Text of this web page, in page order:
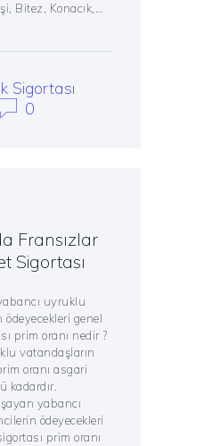
Bitez, Konacık,…
Sigortası
0
Fransızlar
Sigortası
uyruklu
ödeyecekleri genel
prim oranı nedir ?
vatandaşların
oranı asgari
kadardır.
yabancı
ödeyecekleri
prim oranı